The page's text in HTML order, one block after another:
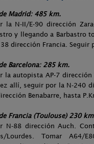
Madrid: 485 km.
la N-II/E-90 dirección
y llegando a Barbastro
dirección Francia.
Barcelona: 285 km.
la autopista AP-7
allí, seguir por la N-240
Benabarre, hasta
Francia (Toulouse) 230
N-88 dirección Auch.
Lourdes. Tomar